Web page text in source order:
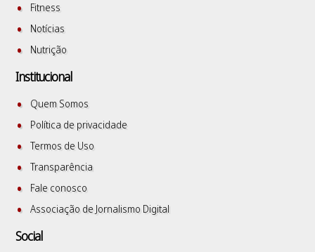
Fitness
Notícias
Nutrição
Institucional
Quem Somos
Política de privacidade
Termos de Uso
Transparência
Fale conosco
Associação de Jornalismo Digital
Social